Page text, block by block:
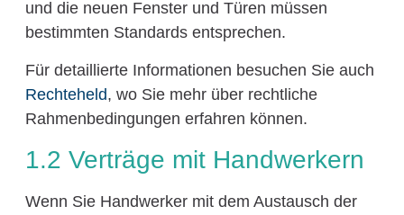
und die neuen Fenster und Türen müssen
bestimmten Standards entsprechen.
Für detaillierte Informationen besuchen Sie auch
Rechteheld, wo Sie mehr über rechtliche
Rahmenbedingungen erfahren können.
1.2 Verträge mit Handwerkern
Wenn Sie Handwerker mit dem Austausch der